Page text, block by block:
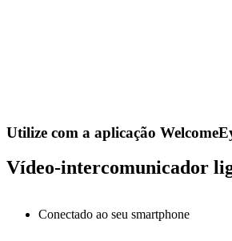
Utilize com a aplicação
Vídeo-intercomunicador
Conectado ao seu smartphone